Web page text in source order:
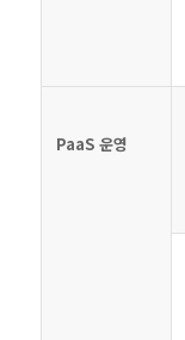
PaaS 운영